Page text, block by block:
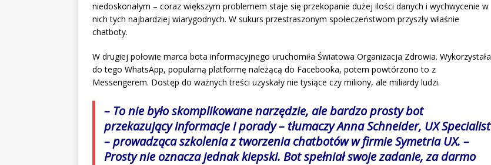
niedoskonałym – coraz większym problemem staje się przekopanie dużej ilości danych i wychwycenie w
nich tych najbardziej wiarygodnych. W sukurs przestraszonym społeczeństwom przyszły właśnie
chatboty.
W drugiej połowie marca bota informacyjnego uruchomiła Światowa Organizacja Zdrowia. Wykorzystała
do tego WhatsApp, popularną platformę należącą do Facebooka, potem powtórzono to z
Messengerem. Dostęp do ważnych treści uzyskały nie tysiące czy miliony, ale miliardy ludzi.
– To nie było skomplikowane narzędzie, ale bardzo prosty bot
przekazujący informacje i porady – tłumaczy Anna Schneider, UX Specialist
– prowadząca szkolenia z tworzenia chatbotów w firmie Symetria UX. –
Prosty nie oznacza jednak kiepski. Bot spełniał swoje zadanie, za darmo